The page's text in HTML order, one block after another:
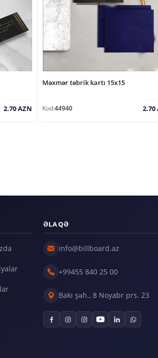
2.70 AZN
Məxmər təbrik kartı 15x15
Kod:44940 2.70
ƏLAQƏ
info@billboard.az
+99455 840 25 00
Bakı şəh., 8 Noyabr prs. 23